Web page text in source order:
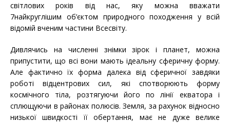
світлових років від нас, яку можна вважати
7найкруглішим об’єктом природного походження у всій
відомій вченим частини Всесвіту.
Дивлячись на численні знімки зірок і планет, можна
припустити, що всі вони мають ідеальну сферичну форму.
Але фактично їх форма далека від сферичної завдяки
роботі відцентрових сил, які спотворюють форму
космічного тіла, розтягуючи його по лінії екватора і
сплющуючи в районах полюсів. Земля, за рахунок відносно
низької швидкості її обертання, має не дуже велике